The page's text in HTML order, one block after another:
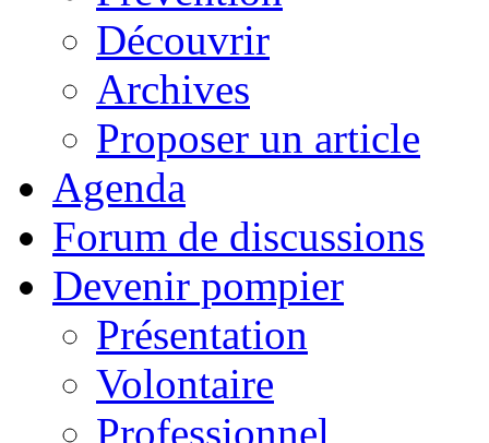
Découvrir
Archives
Proposer un article
Agenda
Forum de discussions
Devenir pompier
Présentation
Volontaire
Professionnel